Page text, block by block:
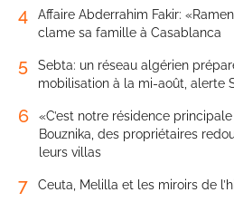
4
Affaire Abderrahim Fakir:
clame sa famille à Casablanca
5
Sebta: un réseau algérien
mobilisation à la mi-août, alerte
6
«C’est notre résidence
Bouznika, des propriétaires
leurs villas
7 Ceuta, Melilla et les miroirs de